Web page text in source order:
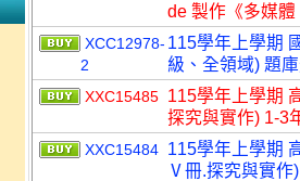
de 製作《多媒
XCC12978-
2
115學年上學期
級、全領域) 題
XXC15485 115學年上學期
探究與實作) 1-3
XXC15484 115學年上學期
Ⅴ冊.探究與實作